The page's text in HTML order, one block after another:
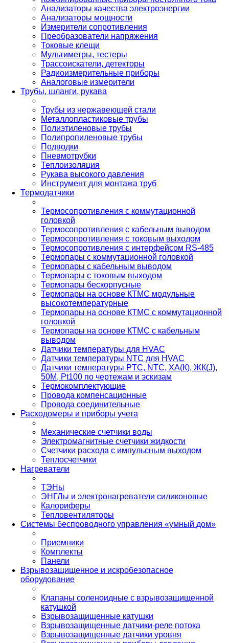
Анализаторы качества электроэнергии
Анализаторы мощности
Измерители сопротивления
Преобразователи напряжения
Токовые клещи
Мультиметры, тестеры
Трассоискатели, детекторы
Радиоизмерительные приборы
Аналоговые измерители
Трубы, шланги, рукава
Трубы из нержавеющей стали
Металлопластиковые трубы
Полиэтиленовые трубы
Полипропиленовые трубы
Подводки
Пневмотрубки
Теплоизоляция
Рукава высокого давления
Инструмент для монтажа труб
Термодатчики
Термосопротивления с коммутационной
головкой
Термосопротивления с кабельным выводом
Термосопротивления с токовым выходом
Термосопротивления с интерфейсом RS-485
Термопары с коммутационной головкой
Термопары с кабельным выводом
Термопары с токовым выходом
Термопары бескорпусные
Термопары на основе КТМС модульные
высокотемпературные
Термопары на основе КТМС с коммутационной
головкой
Термопары на основе КТМС с кабельным
выводом
Датчики температуры для HVAC
Датчики температуры NTC для HVAC
Датчики температуры PTС, NTC, ХА(К), ЖК(J),
50М, Pt100 по чертежам и эскизам
Термокомплектующие
Провода компенсационные
Провода соединительные
Расходомеры и приборы учета
Механические счетчики воды
Электромагнитные счетчики жидкости
Счетчики расхода с импульсным выходом
Теплосчетчики
Нагреватели
ТЭНы
ЭНГЛы и электронагреватели силиконовые
Калориферы
Тепловентиляторы
Системы беспроводного управления «умный дом»
Приемники
Комплекты
Панели
Взрывозащищенное и искробезопасное
оборудование
Клапаны соленоидные с взрывозащищенной
катушкой
Взрывозащищенные катушки
Взрывозащищенные датчики-реле потока
Взрывозащищенные датчики уровня